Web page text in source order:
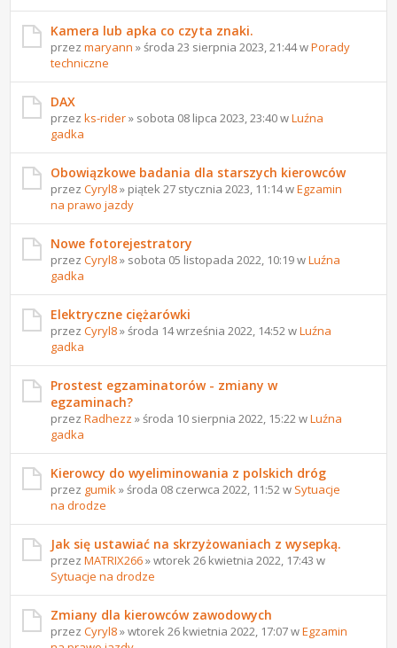
Kamera lub apka co czyta znaki.
przezmaryann » środa 23 sierpnia 2023, 21:44 wPorady
techniczne
DAX
przezks-rider» sobota 08 lipca 2023, 23:40 wLuźna
gadka
Obowiązkowe badania dla starszych kierowców
przezCyryl8» piątek 27 stycznia 2023, 11:14 wEgzamin
na prawo jazdy
Nowe fotorejestratory
przezCyryl8» sobota 05 listopada 2022, 10:19 wLuźna
gadka
Elektryczne ciężarówki
przezCyryl8» środa 14 września 2022, 14:52 wLuźna
gadka
Prostest egzaminatorów - zmiany w
egzaminach?
przezRadhezz » środa 10 sierpnia 2022, 15:22 wLuźna
gadka
Kierowcy do wyeliminowania z polskich dróg
przez gumik » środa 08 czerwca 2022, 11:52 w Sytuacje
na drodze
Jak się ustawiać na skrzyżowaniach z wysepką.
przezMATRIX266» wtorek 26 kwietnia 2022, 17:43 w
Sytuacje na drodze
Zmiany dla kierowców zawodowych
przezCyryl8» wtorek 26 kwietnia 2022, 17:07 wEgzamin